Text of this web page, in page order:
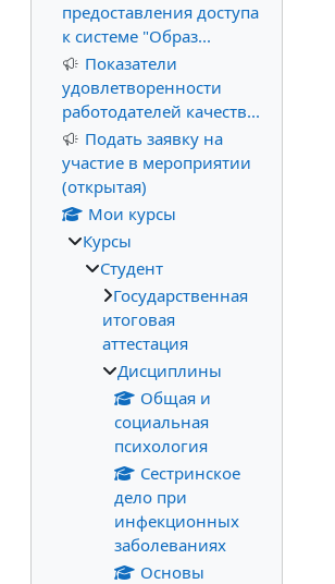
предоставления доступа
к системе "Образ...
Показатели
удовлетворенности
работодателей качеств...
Подать заявку на
участие в мероприятии
(открытая)
Мои курсы
Курсы
Студент
Государственная
итоговая
аттестация
Дисциплины
Общая и
социальная
психология
Сестринское
дело при
инфекционных
заболеваниях
Основы